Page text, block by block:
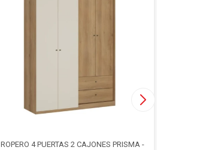
ROPERO 4 PUERTAS 2 CAJONES PRISMA -